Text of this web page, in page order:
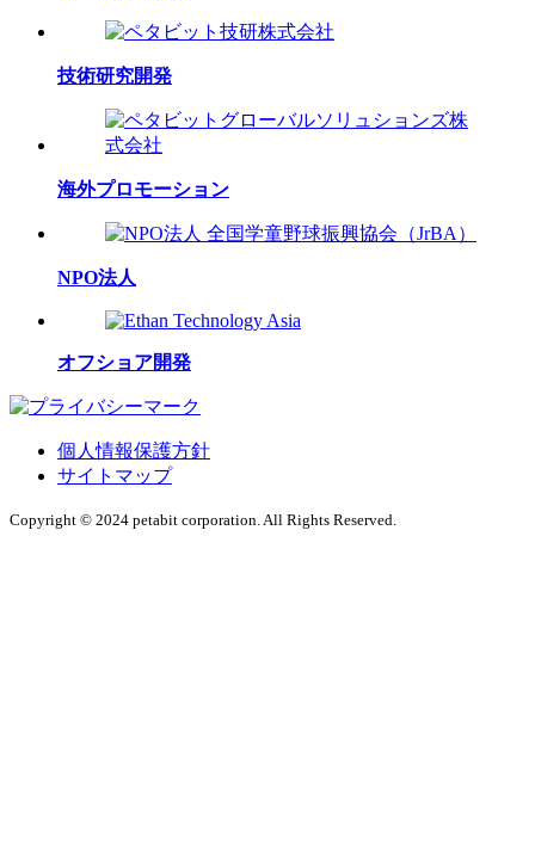
技術研究開発
海外プロモーション
NPO法人
オフショア開発
個人情報保護方針
サイトマップ
Copyright © 2024 petabit corporation. All Rights Reserved.